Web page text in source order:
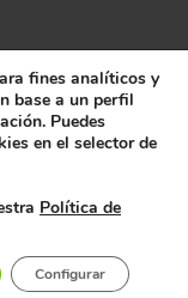
Legal · Política de
de Compra
fines analíticos y
base a un perfil
Puedes
en el selector de
Política de
Configurar